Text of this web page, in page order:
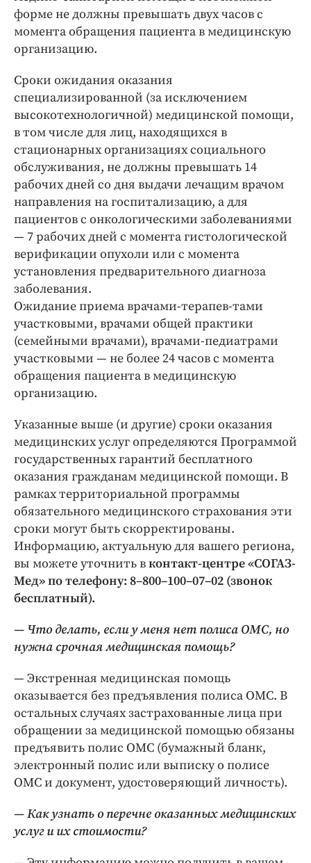
форме не должны превышать двух часов с
момента обращения пациента в медицинскую
организацию.
Сроки ожидания оказания
специализированной (за исключением
высокотехнологичной) медицинской помощи,
в том числе для лиц, находящихся в
стационарных организациях социального
обслуживания, не должны превышать 14
рабочих дней со дня выдачи лечащим врачом
направления на госпитализацию, а для
пациентов с онкологическими заболеваниями
— ​7 рабочих дней с момента гистологической
верификации опухоли или с момента
установления предварительного диагноза
заболевания.
Ожидание приема врачами-­терапев-тами
участковыми, врачами общей практики
(семейными врачами), врачами-­педиатрами
участковыми — ​не более 24 часов с момента
обращения пациента в медицинскую
организацию.
Указанные выше (и другие) сроки оказания
медицинских услуг определяются Программой
государственных гарантий бесплатного
оказания гражданам медицинской помощи. В
рамках территориальной программы
обязательного медицинского страхования эти
сроки могут быть скорректированы.
Информацию, актуальную для вашего региона,
вы можете уточнить вконтакт-­центре «СОГАЗ-
Мед» по телефону: 8–800–100–07–02 (звонок
бесплатный).
— Что делать, если у меня нет полиса ОМС, но
нужна срочная медицинская помощь?
— Экстренная медицинская помощь
оказывается без предъявления полиса ОМС. В
остальных случаях застрахованные лица при
обращении за медицинской помощью обязаны
предъявить полис ОМС (бумажный бланк,
электронный полис или выписку о полисе
ОМС и документ, удостоверяющий личность).
— Как узнать о перечне оказанных медицинских
услуг и их стоимости?